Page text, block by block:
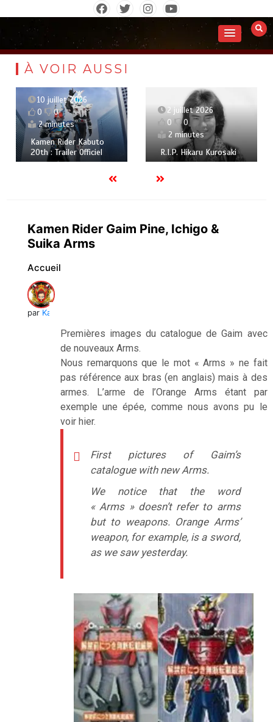
contenu
À VOIR AUSSI
10 juillet 2026
0
0
2 minutes
Kamen Rider Kabuto
20th : Trailer Officiel
2 juillet 2026
0
0
2 minutes
R.I.P. Hikaru Kurosaki
Kamen Rider Gaim Pine, Ichigo &
Suika Arms
Accueil
par Kai
Premières images du catalogue de Gaim avec
de nouveaux Arms.
Nous remarquons que le mot « Arms » ne fait
pas référence aux bras (en anglais) mais à des
armes. L’arme de l’Orange Arms étant par
exemple une épée, comme nous avons pu le
voir hier.
First pictures of Gaim’s
catalogue with new Arms.
We notice that the word
« Arms » doesn’t refer to arms
but to weapons. Orange Arms’
weapon, for example, is a sword,
as we saw yesterday.